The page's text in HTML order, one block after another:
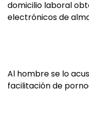
domicilio laboral
electrónicos de
Al hombre se lo
facilitación de